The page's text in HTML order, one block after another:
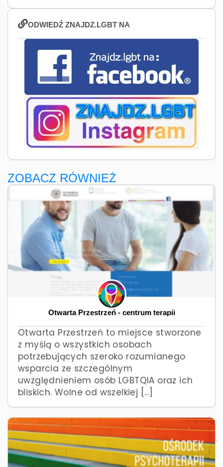
ODWIEDŹ ZNAJDZ.LGBT NA
ZOBACZ RÓWNIEŻ
Otwarta Przestrzeń - centrum terapii
Otwarta Przestrzeń to miejsce stworzone
z myślą o wszystkich osobach
potrzebujących szeroko rozumianego
wsparcia ze szczególnym
uwzględnieniem osób LGBTQIA oraz ich
bliskich. Wolne od wszelkiej […]